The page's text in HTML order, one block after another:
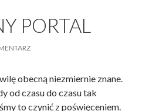
PORTAL
obecną niezmiernie znane.
od czasu do czasu tak
to czynić z poświęceniem.